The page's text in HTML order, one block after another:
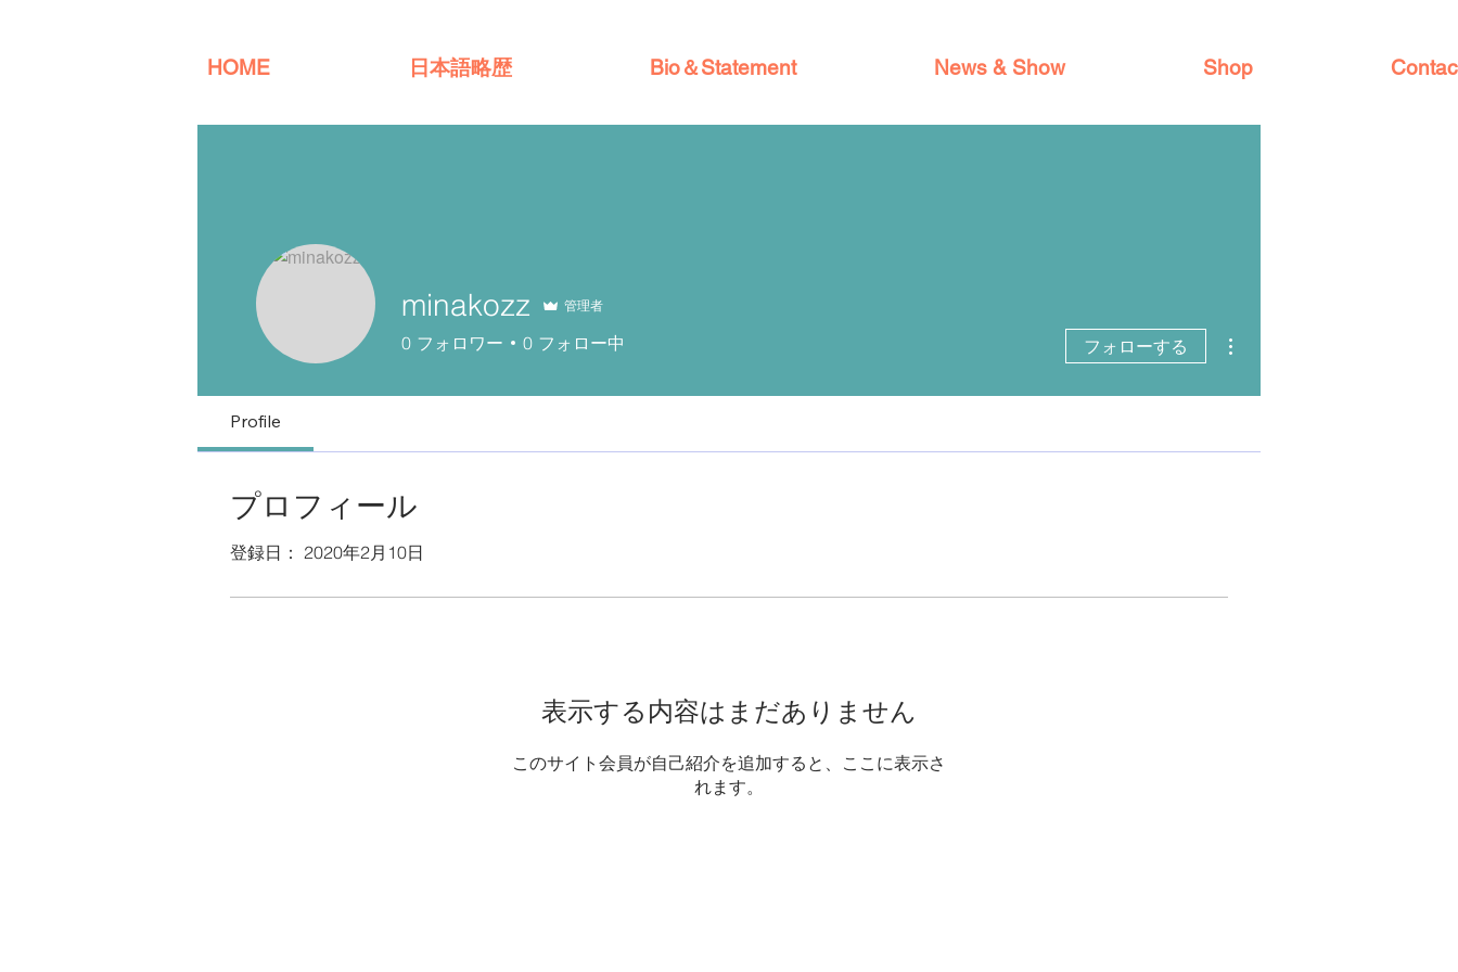
HOME 日本語略歴 Bio＆Statement News & Show Shop
minakozz 管理者
0 フォロワー 0 フォロー中 フォローする
Profile
プロフィール
登録日： 2020年2月10日
表示する内容はまだありません
このサイト会員が自己紹介を追加すると、ここに表示さ
れます。